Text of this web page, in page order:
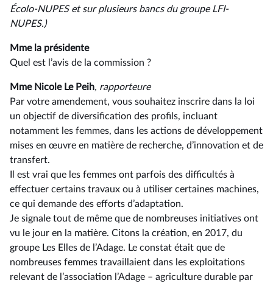
Écolo-NUPES et sur plusieurs bancs du groupe LFI-
NUPES.)
Mme la présidente
Quel est l’avis de la commission ?
Mme Nicole Le Peih, rapporteure
Par votre amendement, vous souhaitez inscrire dans la loi
un objectif de diversification des profils, incluant
notamment les femmes, dans les actions de développement
mises en œuvre en matière de recherche, d’innovation et de
transfert.
Il est vrai que les femmes ont parfois des difficultés à
effectuer certains travaux ou à utiliser certaines machines,
ce qui demande des efforts d’adaptation.
Je signale tout de même que de nombreuses initiatives ont
vu le jour en la matière. Citons la création, en 2017, du
groupe Les Elles de l’Adage. Le constat était que de
nombreuses femmes travaillaient dans les exploitations
relevant de l’association l’Adage –⁠ agriculture durable par